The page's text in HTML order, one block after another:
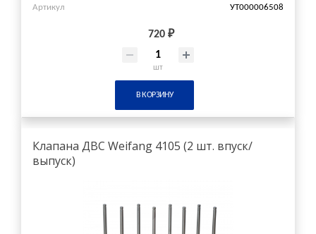
Артикул УТ000006508
720 ₽
шт
В КОРЗИНУ
Клапана ДВС Weifang 4105 (2 шт. впуск/
выпуск)